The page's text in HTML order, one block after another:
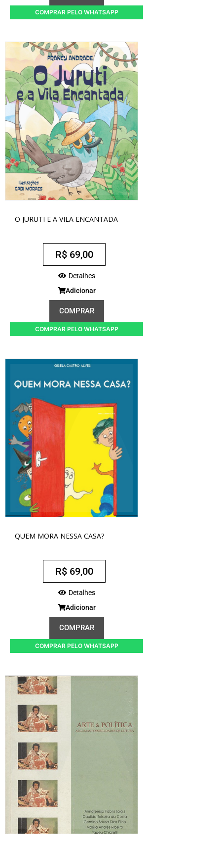
COMPRAR PELO WHATSAPP
O JURUTI E A VILA ENCANTADA
R$69,00
Detalhes
Adicionar
COMPRAR
COMPRAR PELO WHATSAPP
QUEM MORA NESSA CASA?
R$69,00
Detalhes
Adicionar
COMPRAR
COMPRAR PELO WHATSAPP